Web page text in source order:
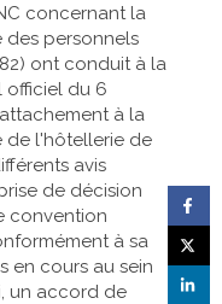
concernant la
personnels
ont conduit à la
officiel du 6
à la
de l'hôtellerie de
avis
de décision
convention
à sa
en cours au sein
un accord de